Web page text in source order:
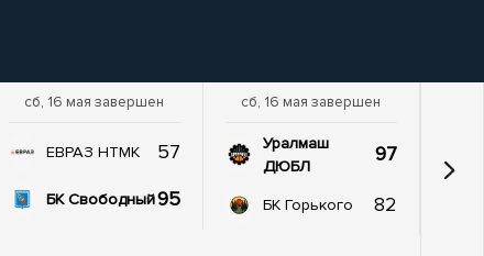
сб, 16 мая завершен
ЕВРАЗ НТМК 57
БК Свободный95
сб, 16 мая завершен
Уралмаш
ДЮБЛ
97
БК Горького 82